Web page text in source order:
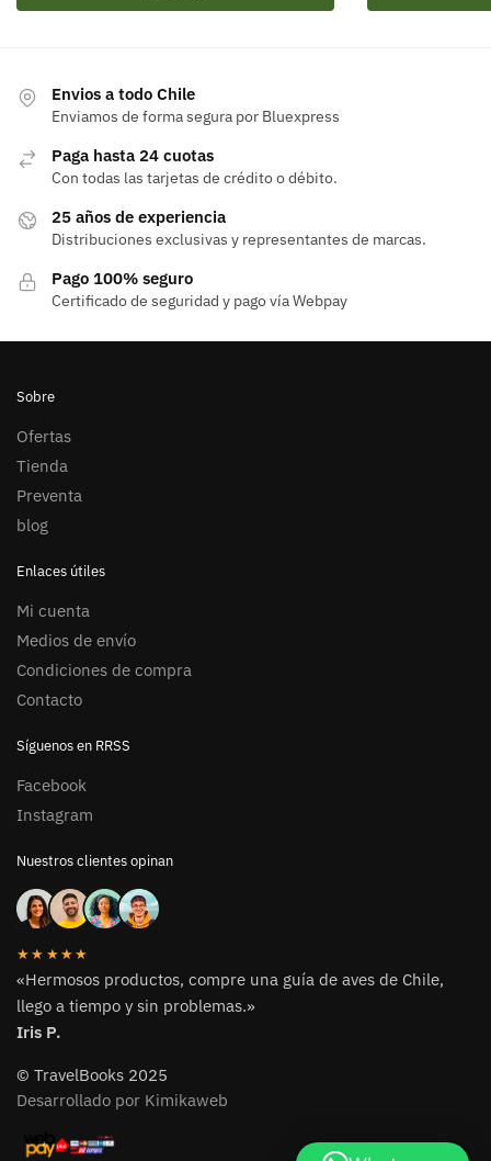
Envios a todo Chile
Enviamos de forma segura por Bluexpress
Paga hasta 24 cuotas
Con todas las tarjetas de crédito o débito.
25 años de experiencia
Distribuciones exclusivas y representantes de marcas.
Pago 100% seguro
Certificado de seguridad y pago vía Webpay
Sobre
Ofertas
Tienda
Preventa
blog
Enlaces útiles
Mi cuenta
Medios de envío
Condiciones de compra
Contacto
Síguenos en RRSS
Facebook
Instagram
Nuestros clientes opinan
★★★★★
«Hermosos productos, compre una guía de aves de Chile,
llego a tiempo y sin problemas.»
Iris P.
© TravelBooks 2025
Desarrollado por Kimikaweb